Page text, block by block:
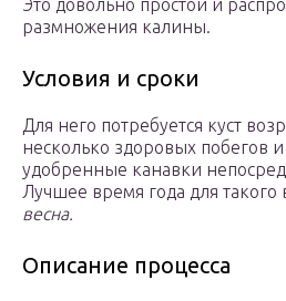
Это довольно простой и
размножения калины.
Условия и сроки
Для него потребуется куст
несколько здоровых побегов
удобренные канавки
Лучшее время года для
весна.
Описание процесса